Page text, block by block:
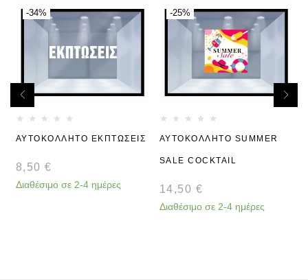
-34%
ΑΥΤΟΚΟΛΛΗΤΟ ΕΚΠΤΩΣΕΙΣ
8,50 €
Διαθέσιμο σε 2-4 ημέρες
-25%
ΑΥΤΟΚΟΛΛΗΤΟ SUMMER
SALE COCKTAIL
14,50 €
Διαθέσιμο σε 2-4 ημέρες